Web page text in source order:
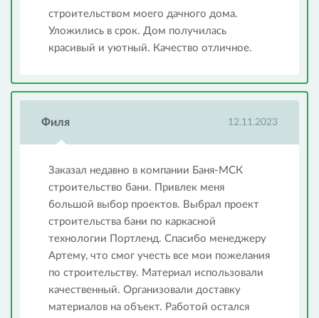
строительством моего дачного дома.
Уложились в срок. Дом получилась
красивый и уютный. Качество отличное.
Филя 12.11.2023
Заказал недавно в компании Баня-МСК
строительство бани. Привлек меня
большой выбор проектов. Выбрал проект
строительства бани по каркасной
технологии Портленд. Спасибо менеджеру
Артему, что смог учесть все мои пожелания
по строительству. Материал использовали
качественный. Организовали доставку
материалов на объект. Работой остался